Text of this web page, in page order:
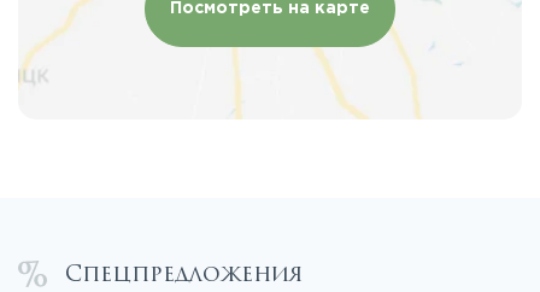
Посмотреть на карте
Спецпредложения